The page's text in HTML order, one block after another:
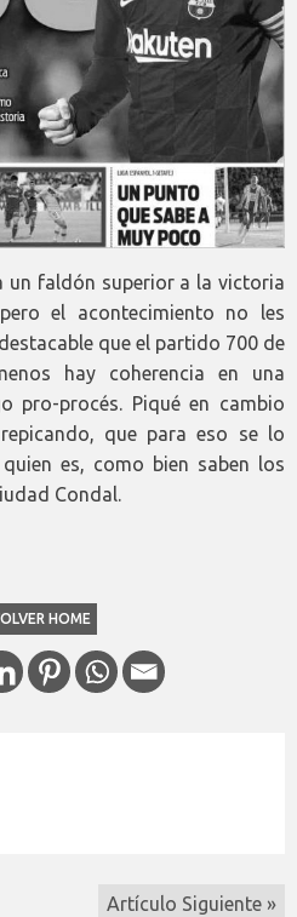
un faldón superior a la victoria
el acontecimiento no les
que el partido 700 de
hay coherencia en una
pro-procés. Piqué en cambio
que para eso se lo
es, como bien saben los
Condal.
HOME
Artículo Siguiente »